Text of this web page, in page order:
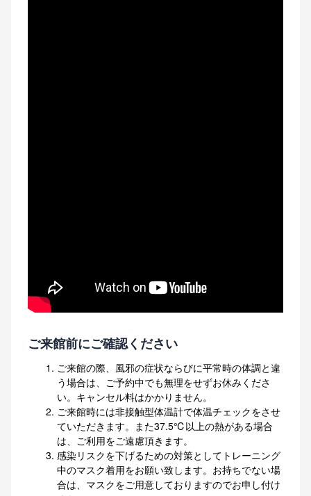
ご来館前にご確認ください
ご来館の際、風邪の症状ならびに平常時の体調と違
う場合は、ご予約中でも無理をせずお休みくださ
い。キャンセル料はかかりません。
ご来館時には非接触型体温計で体温チェックをさせ
ていただきます。また37.5℃以上の熱がある場合
は、ご利用をご遠慮頂きます。
感染リスクを下げるための対策としてトレーニング
中のマスク着用をお願い致します。お持ちでない場
合は、マスクをご用意しておりますのでお申し付け